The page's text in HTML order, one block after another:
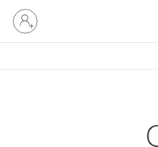
היכנס
לחשבון
שלך